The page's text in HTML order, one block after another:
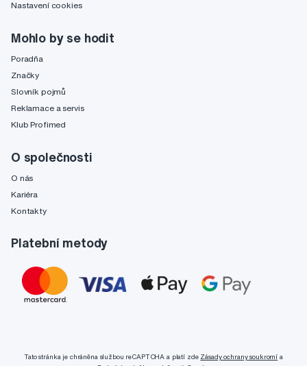
Nastavení cookies
Mohlo by se hodit
Poradňa
Značky
Slovník pojmů
Reklamace a servis
Klub Profimed
O společnosti
O nás
Kariéra
Kontakty
Platební metody
Tato stránka je chráněna službou reCAPTCHA a platí zde Zásady ochrany soukromí a